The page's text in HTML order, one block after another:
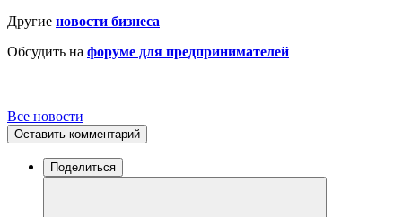
Другие новости бизнеса
Обсудить на форуме для предпринимателей
Все новости
Оставить комментарий
Поделиться